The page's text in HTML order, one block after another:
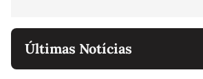
Últimas Notícias